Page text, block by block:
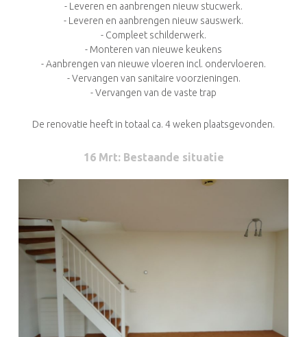
- Leveren en aanbrengen nieuw stucwerk.
- Leveren en aanbrengen nieuw sauswerk.
- Compleet schilderwerk.
- Monteren van nieuwe keukens
- Aanbrengen van nieuwe vloeren incl. ondervloeren.
- Vervangen van sanitaire voorzieningen.
- Vervangen van de vaste trap
De renovatie heeft in totaal ca. 4 weken plaatsgevonden.
16 Mrt: Bestaande situatie